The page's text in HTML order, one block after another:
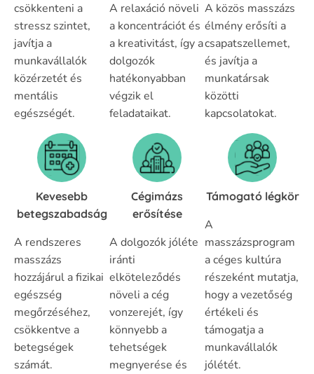
csökkenteni a
stressz szintet,
javítja a
munkavállalók
közérzetét és
mentális
egészségét.
A relaxáció növeli
a koncentrációt és
a kreativitást, így a
dolgozók
hatékonyabban
végzik el
feladataikat.
A közös masszázs
élmény erősíti a
csapatszellemet,
és javítja a
munkatársak
közötti
kapcsolatokat.
Kevesebb
betegszabadság
A rendszeres
masszázs
hozzájárul a fizikai
egészség
megőrzéséhez,
csökkentve a
betegségek
számát.
Cégimázs
erősítése
A dolgozók jóléte
iránti
elköteleződés
növeli a cég
vonzerejét, így
könnyebb a
tehetségek
megnyerése és
Támogató légkör
A
masszázsprogram
a céges kultúra
részeként mutatja,
hogy a vezetőség
értékeli és
támogatja a
munkavállalók
jólétét.